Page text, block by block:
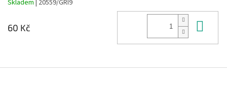
Skladem | 20559/GRI9
60 Kč